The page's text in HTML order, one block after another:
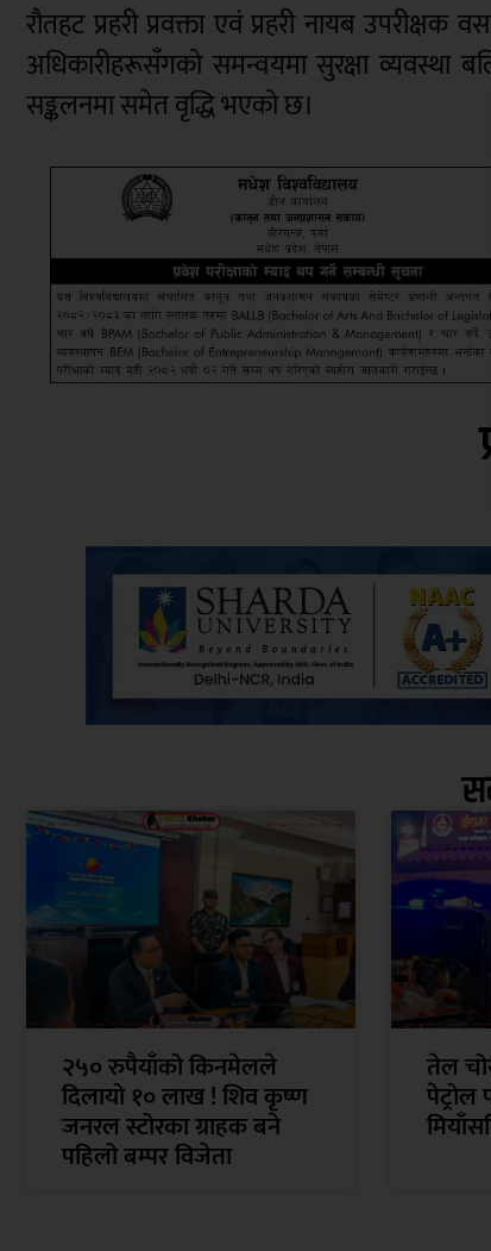
रौतहट प्रहरी प्रवक्ता एवं प्रहरी नायब
अधिकारीहरूसँगको समन्वयमा सुरक्षा व्यवस्था
सङ्कलनमा समेत वृद्धि भएको छ।
२५० रुपैयाँको किनमेलले
दिलायो १० लाख ! शिव कृष्ण
जनरल स्टोरका ग्राहक बने
पहिलो बम्पर विजेता
तेल